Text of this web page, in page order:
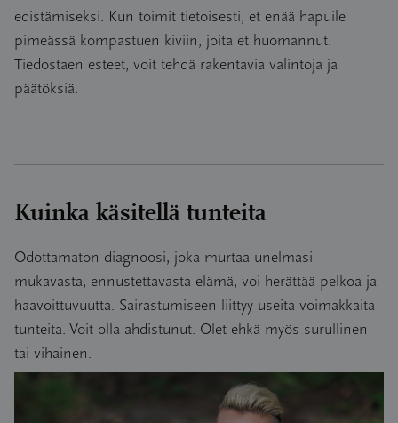
edistämiseksi. Kun toimit tietoisesti, et enää hapuile
pimeässä kompastuen kiviin, joita et huomannut.
Tiedostaen esteet, voit tehdä rakentavia valintoja ja
päätöksiä.
Kuinka käsitellä tunteita
Odottamaton diagnoosi, joka murtaa unelmasi
mukavasta, ennustettavasta elämä, voi herättää pelkoa ja
haavoittuvuutta. Sairastumiseen liittyy useita voimakkaita
tunteita. Voit olla ahdistunut. Olet ehkä myös surullinen
tai vihainen.